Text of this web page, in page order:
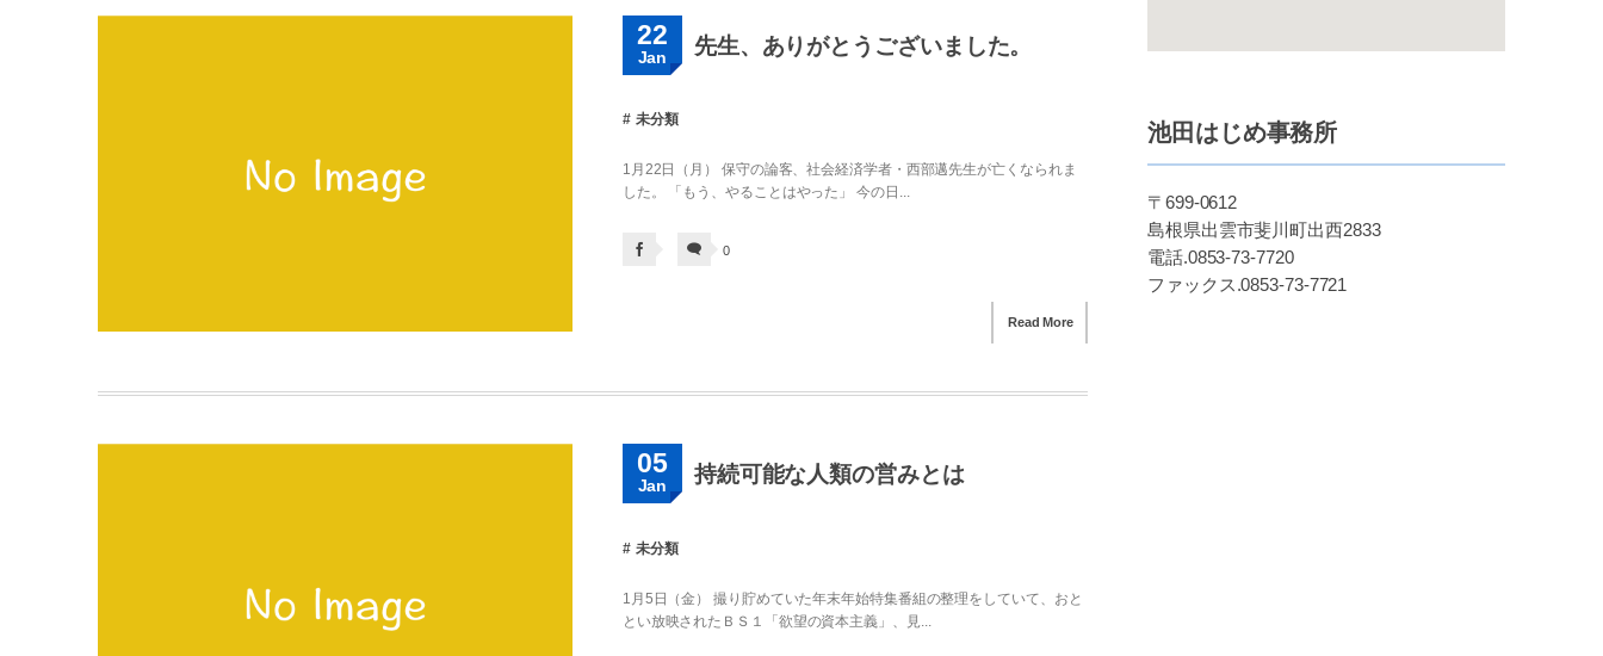
22
Jan 先生、ありがとうございました。
未分類
1月22日（月） 保守の論客、社会経済学者・西部邁先生が亡くなられま
した。 「もう、やることはやった」 今の日...
0
Read More
05
Jan 持続可能な人類の営みとは
未分類
1月5日（金） 撮り貯めていた年末年始特集番組の整理をしていて、おと
とい放映されたＢＳ１「欲望の資本主義」、見...
池田はじめ事務所
〒699-0612
島根県出雲市斐川町出西2833
電話.0853-73-7720
ファックス.0853-73-7721